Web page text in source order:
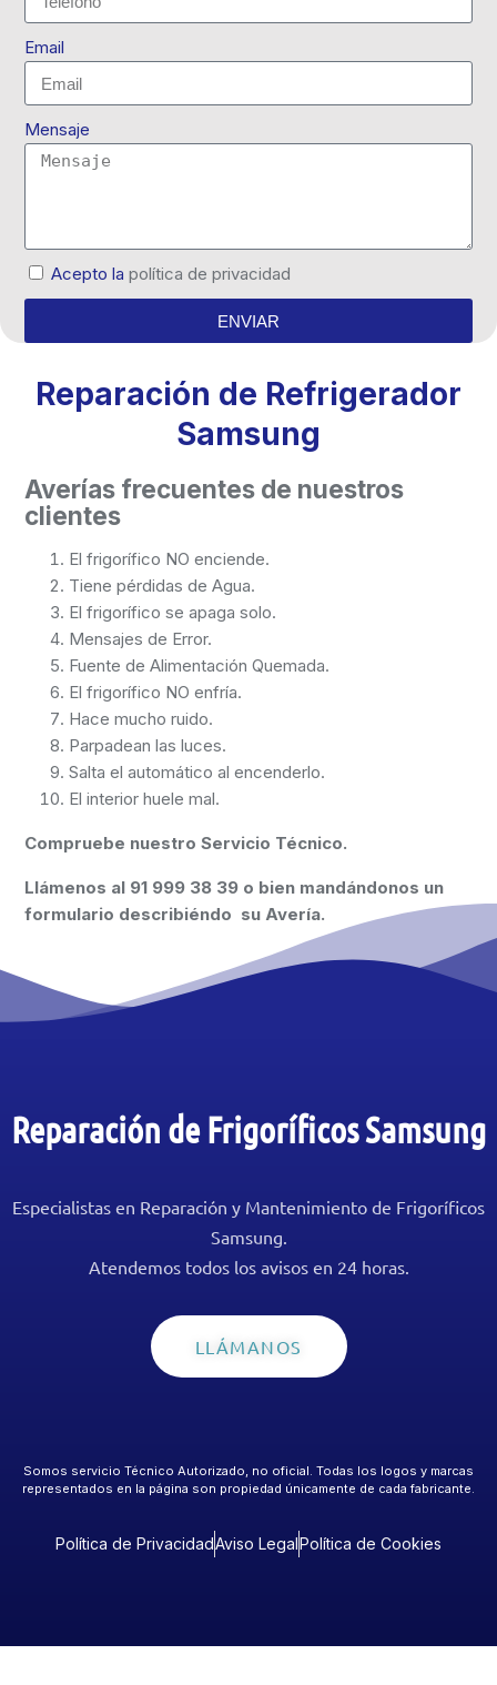
Email
Mensaje
Acepto lapolítica de privacidad
ENVIAR
Reparación de Refrigerador
Samsung
Averías frecuentes de nuestros
clientes
El frigorífico NO enciende.
Tiene pérdidas de Agua.
El frigorífico se apaga solo.
Mensajes de Error.
Fuente de Alimentación Quemada.
El frigorífico NO enfría.
Hace mucho ruido.
Parpadean las luces.
Salta el automático al encenderlo.
El interior huele mal.
Compruebe nuestro Servicio Técnico.
Llámenos al 91 999 38 39 o bien mandándonos un
formulario describiéndo su Avería.
Reparación de Frigoríficos Samsung
Especialistas en Reparación y Mantenimiento de Frigoríficos
Samsung.
Atendemos todos los avisos en 24 horas.
LLÁMANOS
Somos servicio Técnico Autorizado, no oficial. Todas los logos y marcas
representados en la página son propiedad únicamente de cada fabricante.
Política de PrivacidadAviso LegalPolítica de Cookies